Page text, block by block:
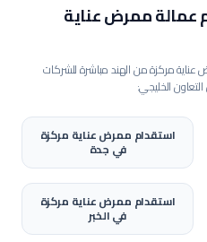
عامل هدم وإزالة
مساح أراضي
فني تركيب كلادينج
وجدران مستعارة
كهربائي تمديدات
مشرف الكتروميكانيك (MEP)
ممرض عناية
مركزةمن الهند مباشرة للشركات
الخليجي:
استقدام ممرض عناية مركزة
فيجدة
استقدام ممرض عناية مركزة
فيالخبر